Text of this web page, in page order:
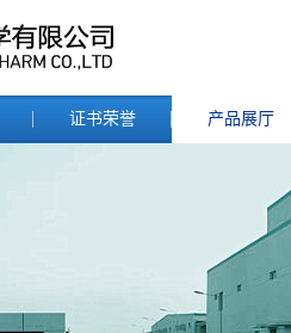
证书荣誉 产品展厅